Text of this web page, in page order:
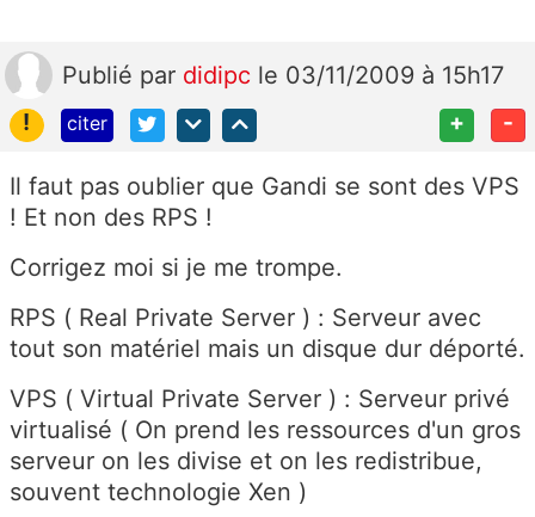
Publié par didipc le 03/11/2009 à 15h17
!
citer + -
Il faut pas oublier que Gandi se sont des VPS
! Et non des RPS !
Corrigez moi si je me trompe.
RPS ( Real Private Server ) : Serveur avec
tout son matériel mais un disque dur déporté.
VPS ( Virtual Private Server ) : Serveur privé
virtualisé ( On prend les ressources d'un gros
serveur on les divise et on les redistribue,
souvent technologie Xen )